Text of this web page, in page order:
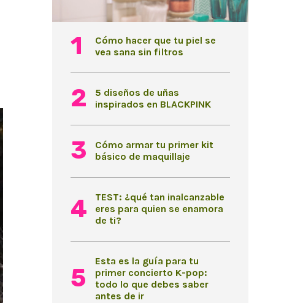
Cómo hacer que tu piel se
vea sana sin filtros
5 diseños de uñas
inspirados en BLACKPINK
Cómo armar tu primer kit
básico de maquillaje
TEST: ¿qué tan inalcanzable
eres para quien se enamora
de ti?
Esta es la guía para tu
primer concierto K-pop:
todo lo que debes saber
antes de ir